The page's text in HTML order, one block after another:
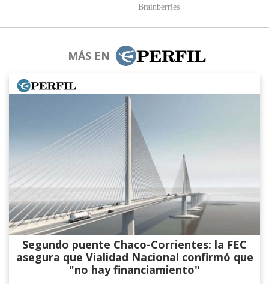
MÁS EN
Segundo puente Chaco-Corrientes: la FEC
asegura que Vialidad Nacional confirmó que
"no hay financiamiento"